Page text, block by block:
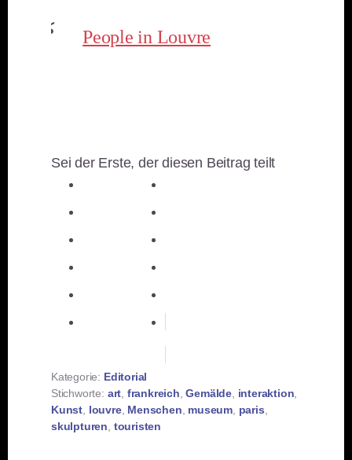
People in Louvre
Sei der Erste, der diesen Beitrag teilt
Kategorie: Editorial
Stichworte: art, frankreich,Gemälde, interaktion,
Kunst, louvre, Menschen, museum, paris,
skulpturen, touristen